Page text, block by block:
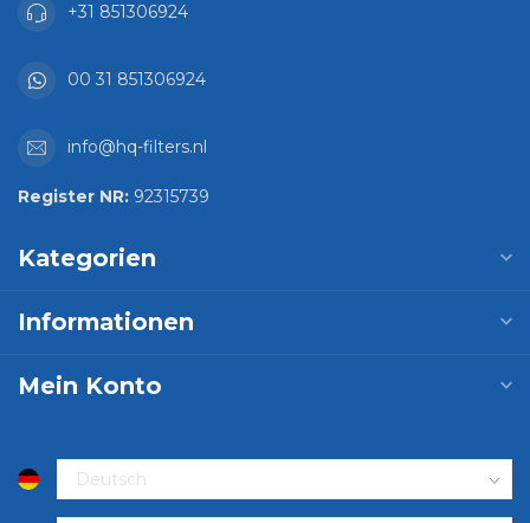
+31 851306924
00 31 851306924
info@hq-filters.nl
Register NR: 92315739
Kategorien
Informationen
Mein Konto